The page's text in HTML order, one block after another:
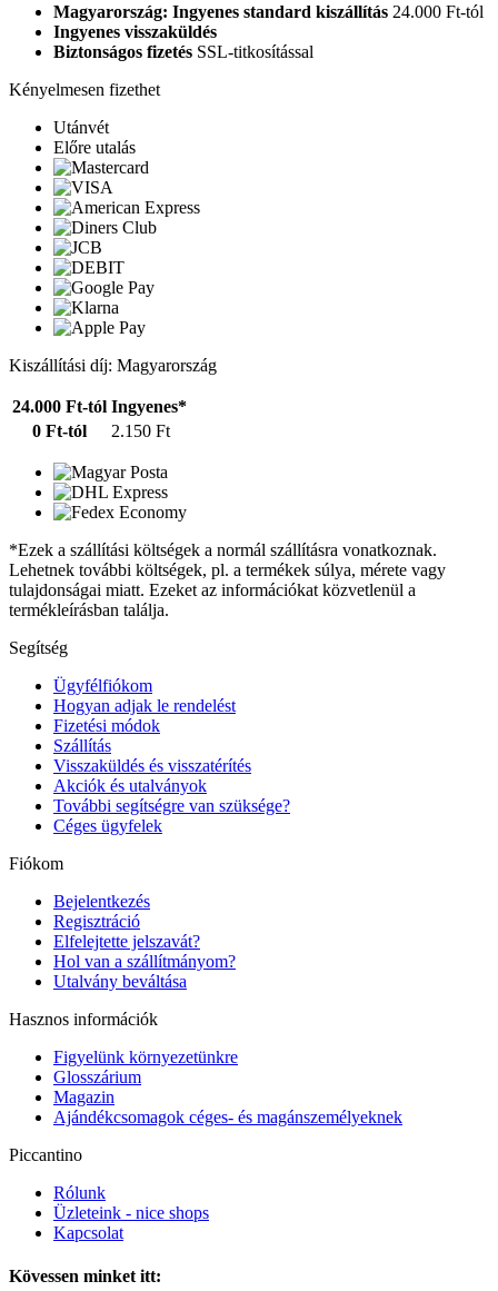
Magyarország: Ingyenes standard kiszállítás 24.000 Ft-tól
Ingyenes visszaküldés
Biztonságos fizetés SSL-titkosítással
Kényelmesen fizethet
Utánvét
Előre utalás
Kiszállítási díj: Magyarország
24.000 Ft-tól Ingyenes*
0 Ft-tól
2.150 Ft
*Ezek a szállítási költségek a normál szállításra vonatkoznak.
Lehetnek további költségek, pl. a termékek súlya, mérete vagy
tulajdonságai miatt. Ezeket az információkat közvetlenül a
termékleírásban találja.
Segítség
Ügyfélfiókom
Hogyan adjak le rendelést
Fizetési módok
Szállítás
Visszaküldés és visszatérítés
Akciók és utalványok
További segítségre van szüksége?
Céges ügyfelek
Fiókom
Bejelentkezés
Regisztráció
Elfelejtette jelszavát?
Hol van a szállítmányom?
Utalvány beváltása
Hasznos információk
Figyelünk környezetünkre
Glosszárium
Magazin
Ajándékcsomagok céges- és magánszemélyeknek
Piccantino
Rólunk
Üzleteink - nice shops
Kapcsolat
Kövessen minket itt: